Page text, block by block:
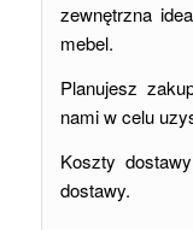
zewnętrzna
mebel.
Planujesz
nami w celu
Koszty
dostawy.